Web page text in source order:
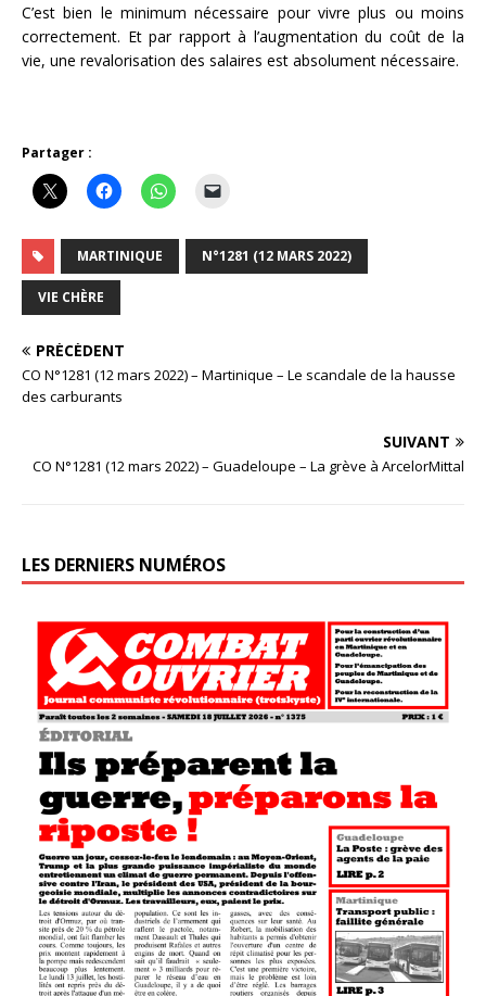
C’est bien le minimum nécessaire pour vivre plus ou moins
correctement. Et par rapport à l’augmentation du coût de la
vie, une revalorisation des salaires est absolument nécessaire.
Partager :
MARTINIQUE N°1281 (12 MARS 2022)
VIE CHÈRE
PRÉCÉDENT
CO N°1281 (12 mars 2022) – Martinique – Le scandale de la hausse
des carburants
SUIVANT
CO N°1281 (12 mars 2022) – Guadeloupe – La grève à ArcelorMittal
LES DERNIERS NUMÉROS